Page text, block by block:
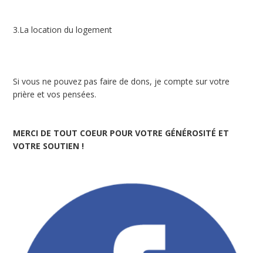
3.La location du logement
Si vous ne pouvez pas faire de dons, je compte sur votre
prière et vos pensées.
MERCI DE TOUT COEUR POUR VOTRE GÉNÉROSITÉ ET
VOTRE SOUTIEN !